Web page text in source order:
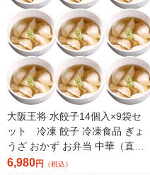
大阪王将 水餃子14個入×9袋セ
ット 冷凍 餃子 冷凍食品 ぎょ
うざ おかず お弁当 中華（直送
品）
6,980円 （税込）